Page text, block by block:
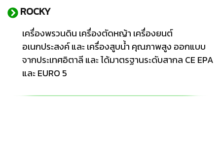
ROCKY
เครื่องพรวนดิน เครื่องตัดหญ้า เครื่องยนต์
อเนกประสงค์ และ เครื่องสูบน้ำ คุณภาพสูง ออกแบบ
จากประเทศอิตาลี และ ได้มาตรฐานระดับสากล CE EPA
และ EURO 5